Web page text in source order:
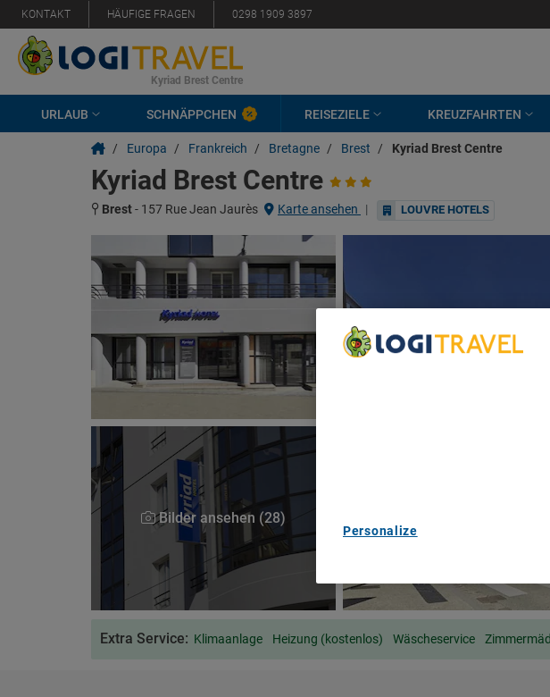
KONTAKT HÄUFIGE FRAGEN 0298 1909 3897
Kyriad Brest Centre
URLAUB SCHNÄPPCHEN REISEZIELE KREUZFAHRTEN
/ Europa / Frankreich / Bretagne / Brest / Kyriad Brest Centre
Kyriad Brest Centre
Brest- 157 Rue Jean Jaurès Karte ansehen | LOUVRE HOTELS
Bilder ansehen (28)
Extra Service: Klimaanlage Heizung (kostenlos) Wäscheservice
Personalize